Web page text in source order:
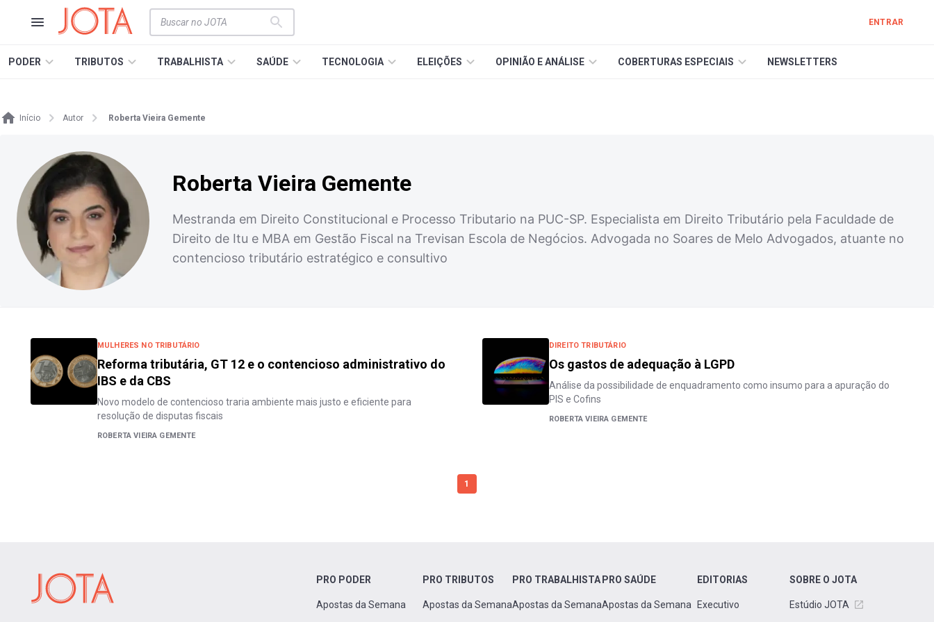
ENTRAR
PODER TRIBUTOS TRABALHISTA SAÚDE TECNOLOGIA ELEIÇÕES OPINIÃO E ANÁLISE COBERTURAS ESPECIAIS NEWSLETTERS
Início Autor Roberta Vieira Gemente
Roberta Vieira Gemente
Mestranda em Direito Constitucional e Processo Tributario na PUC-SP. Especialista em Direito Tributário pela Faculdade de
Direito de Itu e MBA em Gestão Fiscal na Trevisan Escola de Negócios. Advogada no Soares de Melo Advogados, atuante no
contencioso tributário estratégico e consultivo
MULHERES NO TRIBUTÁRIO
Reforma tributária, GT 12 e o contencioso administrativo do
IBS e da CBS
Novo modelo de contencioso traria ambiente mais justo e eficiente para
resolução de disputas fiscais
ROBERTA VIEIRA GEMENTE
DIREITO TRIBUTÁRIO
Os gastos de adequação à LGPD
Análise da possibilidade de enquadramento como insumo para a apuração do
PIS e Cofins
ROBERTA VIEIRA GEMENTE
1
PRO PODER
Apostas da Semana
PRO TRIBUTOS
Apostas da Semana
PRO TRABALHISTA
Apostas da Semana
PRO SAÚDE
Apostas da Semana
EDITORIAS
Executivo
SOBRE O JOTA
Estúdio JOTA